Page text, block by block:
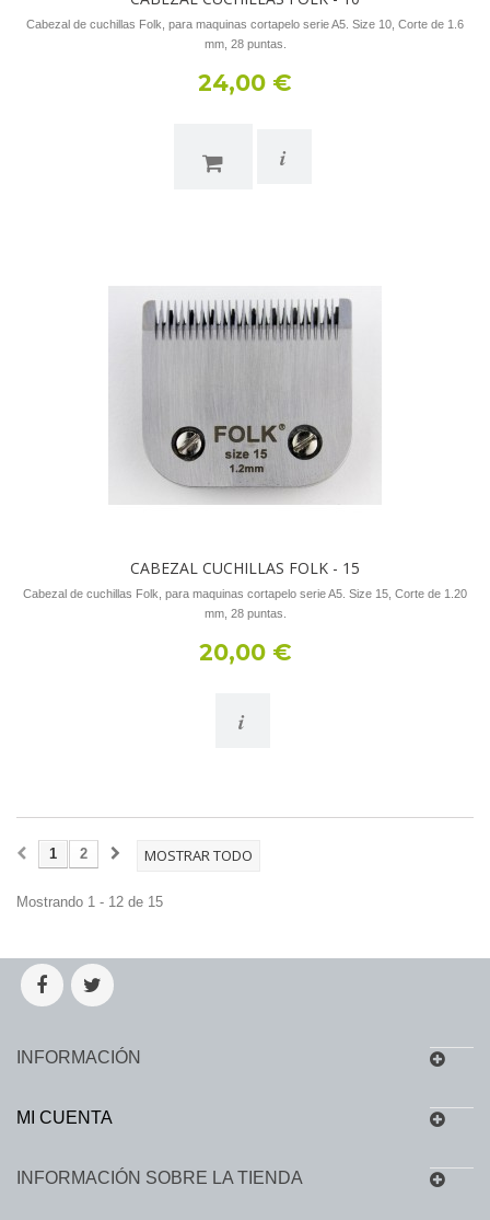
Cabezal de cuchillas Folk, para maquinas cortapelo serie A5. Size 10, Corte de 1.6
mm, 28 puntas.
24,00 €
i
CABEZAL CUCHILLAS FOLK - 15
Cabezal de cuchillas Folk, para maquinas cortapelo serie A5. Size 15, Corte de 1.20
mm, 28 puntas.
20,00 €
i
MOSTRAR TODO
1 2
Mostrando 1 - 12 de 15
INFORMACIÓN
MI CUENTA
INFORMACIÓN SOBRE LA TIENDA